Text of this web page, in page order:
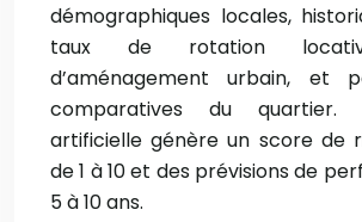
démographiques locales,
taux de rotation
d’aménagement urbain, et
comparatives du quartier.
artificielle génère un score de
de 1 à 10 et des prévisions de
5 à 10 ans.